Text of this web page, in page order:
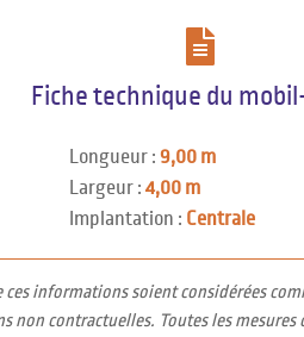
Fiche technique du
Longueur : 9,00 m
Largeur : 4,00 m
Implantation : Centrale
informations soient considérées
non contractuelles. Toutes les mesures